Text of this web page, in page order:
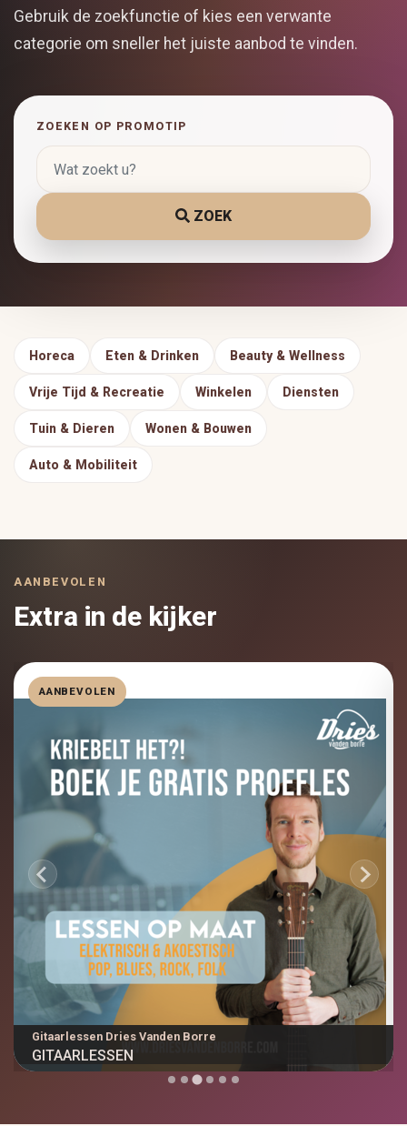
Gebruik de zoekfunctie of kies een verwante
categorie om sneller het juiste aanbod te vinden.
ZOEKEN OP PROMOTIP
ZOEK
Horeca Eten & Drinken Beauty & Wellness
Vrije Tijd & Recreatie Winkelen Diensten
Tuin & Dieren Wonen & Bouwen
Auto & Mobiliteit
AANBEVOLEN
Extra in de kijker
AANBEVOLEN
Amab Interieur
AMAB INTERIEUR: MAATKASTEN...